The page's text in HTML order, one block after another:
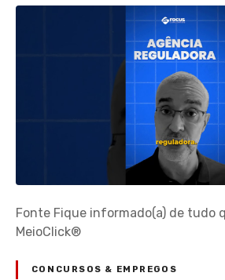
Fonte Fique informado(a) de tudo
MeioClick®
CONCURSOS & EMPREGOS